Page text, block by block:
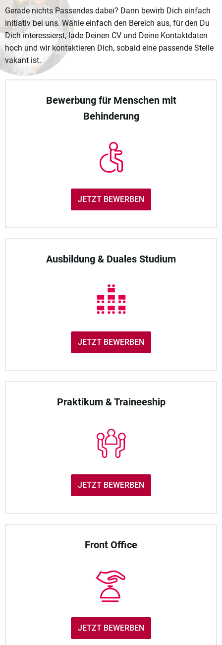
Gerade nichts Passendes dabei? Dann bewirb Dich einfach
initiativ bei uns. Wähle einfach den Bereich aus, für den Du
Dich interessierst, lade Deinen CV und Deine Kontaktdaten
hoch und wir kontaktieren Dich, sobald eine passende Stelle
vakant ist.
Bewerbung für Menschen mit
Behinderung
JETZT BEWERBEN
Ausbildung & Duales Studium
JETZT BEWERBEN
Praktikum & Traineeship
JETZT BEWERBEN
Front Office
JETZT BEWERBEN